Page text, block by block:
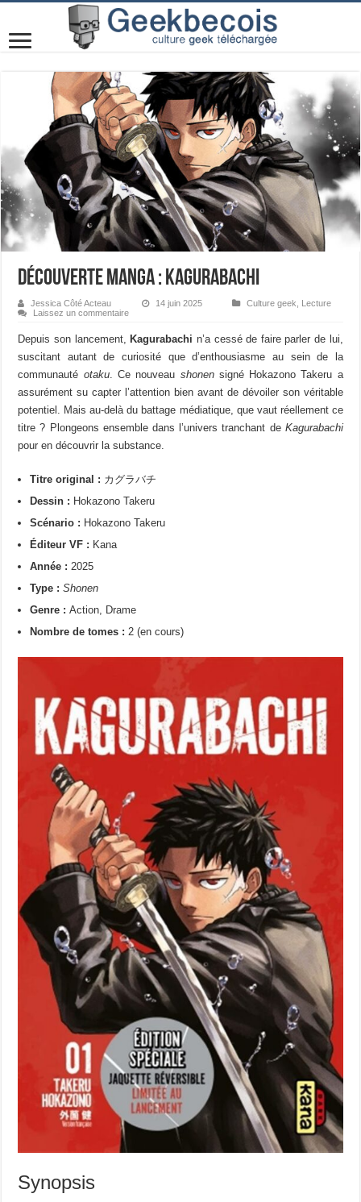
Découverte manga : Kagurabachi
Jessica Côté Acteau 14 juin 2025 Culture geek
Lecture
Laissez un commentaire
Depuis son lancement,Kagurabachi n’a cessé de faire parler de lui,
suscitant autant de curiosité que d’enthousiasme au sein de la
communauté otaku. Ce nouveau shonensigné Hokazono Takeru a
assurément su capter l’attention bien avant de dévoiler son véritable
potentiel. Mais au-delà du battage médiatique, que vaut réellement ce
titre ? Plongeons ensemble dans l’univers tranchant de Kagurabachi
pour en découvrir la substance.
Titre original : カグラバチ
Dessin : Hokazono Takeru
Scénario : Hokazono Takeru
Éditeur VF : Kana
Année : 2025
Type :Shonen
Genre :Action, Drame
Nombre de tomes : 2 (en cours)
Synopsis